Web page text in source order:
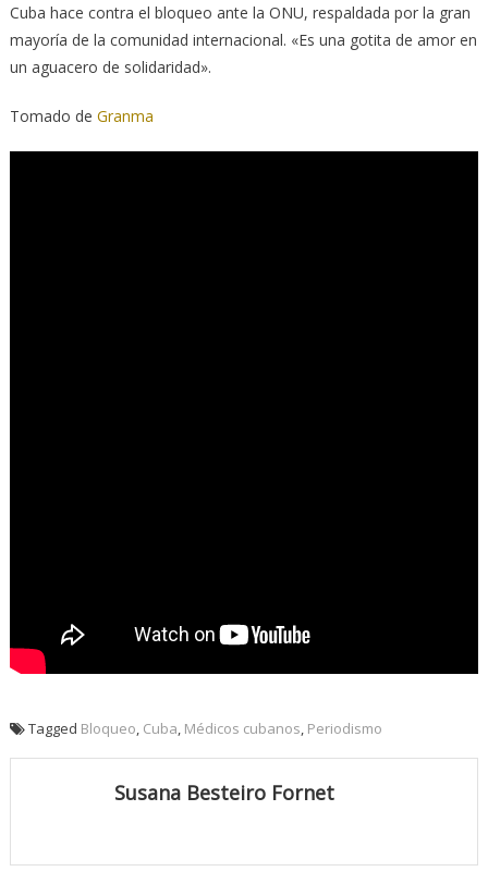
Cuba hace contra el bloqueo ante la ONU, respaldada por la gran
mayoría de la comunidad internacional. «Es una gotita de amor en
un aguacero de solidaridad».
Tomado de Granma
Tagged Bloqueo Cuba Médicos cubanos Periodismo
Susana Besteiro Fornet